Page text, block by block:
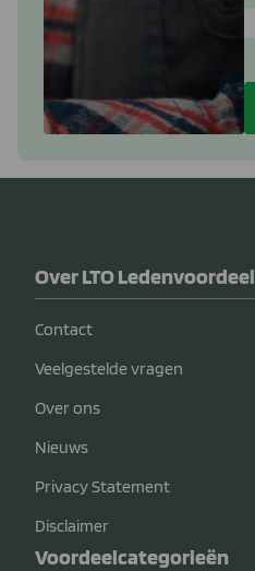
Over LTO Ledenvoordeel
Contact
Veelgestelde vragen
Over ons
Nieuws
Privacy Statement
Disclaimer
Voordeelcategorieën